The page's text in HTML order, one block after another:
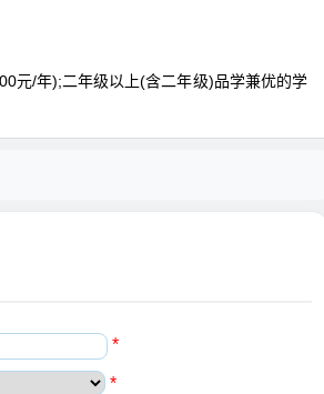
元/年);二年级以上(含二年级)品学兼优的学
*
*